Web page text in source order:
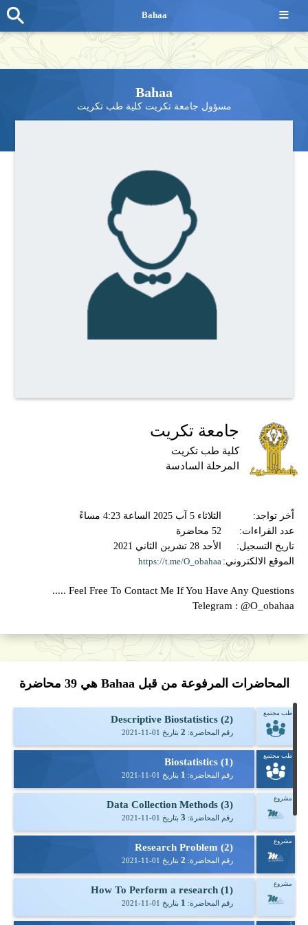
Bahaa
مسؤول جامعة تكريت كلية طب تكريت
جامعة تكريت
كلية طب تكريت
المرحلة السادسة
اّخر تواجد:
الثلاثاء 5 آب 2025 الساعة 4:23 مساءً
عدد القراءات:
52 محاضرة
تاريخ التسجيل:
الأحد 28 تشرين الثاني 2021
الموقع الالكتروني: https://t.me/O_obahaa
Feel Free To Contact Me If You Have Any Questions .....
Telegram : @O_obahaa
المحاضرات المرفوعة من قبل Bahaa هي 39 محاضرة
طب مجتمع
(2) Descriptive Biostatistics
رقم المحاضرة: 2 بتاريخ 2021-11-01
طب مجتمع
(1) Biostatistics
رقم المحاضرة: 1 بتاريخ 2021-11-01
مشروع
(3) Data Collection Methods
رقم المحاضرة: 3 بتاريخ 2021-11-01
مشروع
(2) Research Problem
رقم المحاضرة: 2 بتاريخ 2021-11-01
مشروع
(1) How To Perform a research
رقم المحاضرة: 1 بتاريخ 2021-11-01
≡
Bahaa